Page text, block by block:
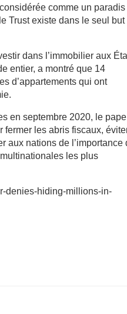
comme un paradis
Trust existe dans le seul but
dans l’immobilier aux
entier, a montré que 14
d’appartements qui ont
en septembre 2020, le
les abris fiscaux,
aux nations de l’importance
les plus
denies-hiding-millions-in-